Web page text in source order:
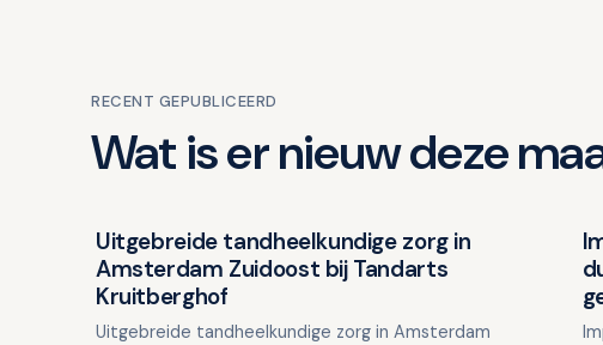
RECENT GEPUBLICEERD
Wat is er nieuw deze
Overig nieuws
Uitgebreide tandheelkundige zorg in
Amsterdam Zuidoost bij Tandarts
Kruitberghof
Uitgebreide tandheelkundige zorg in Amsterdam